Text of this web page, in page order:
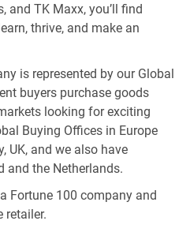
and TK Maxx, you’ll find
thrive, and make an
is represented by our Global
buyers purchase goods
looking for exciting
Buying Offices in Europe
UK, and we also have
and the Netherlands.
Fortune 100 company and
retailer.